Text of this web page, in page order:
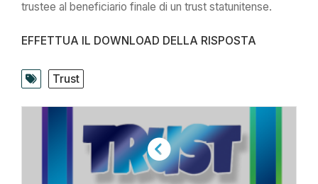
trustee al beneficiario finale di un trust statunitense.
EFFETTUA IL DOWNLOAD DELLA RISPOSTA
Trust